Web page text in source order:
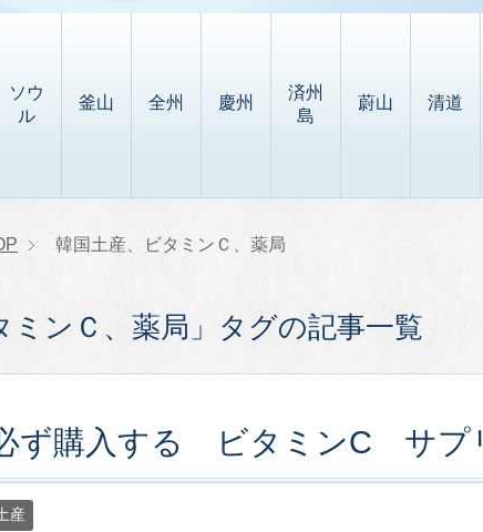
ソウ
ル
釜山 全州 慶州
済州
島
蔚山 清道
韓国土産、ビタミンＣ、薬局
ミンＣ、薬局」タグの記事一覧
ず購入する ビタミンC サ
産